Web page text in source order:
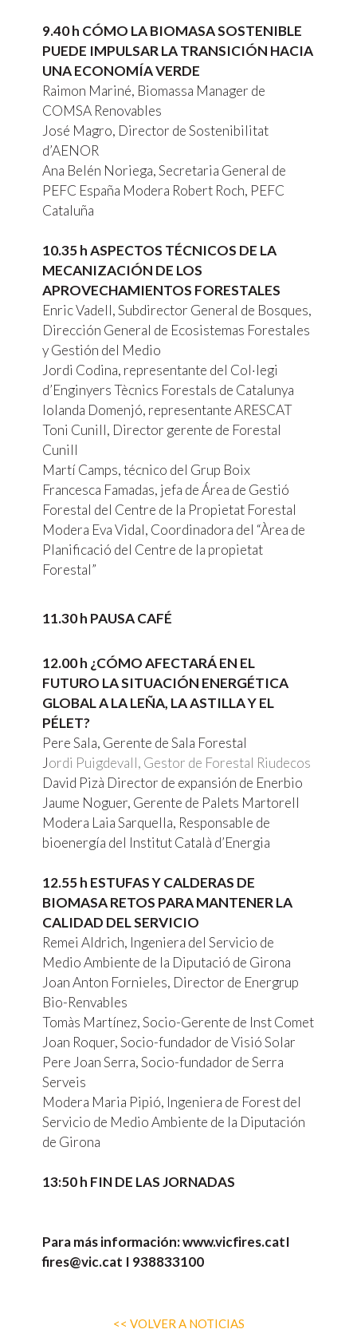
9.40 h CÓMO LABIOMASASOSTENIBLE
PUEDE IMPULSARLATRANSICIÓN HACIA
UNAECONOMÍAVERDE
Raimon Mariné, Biomassa Manager de
COMSA Renovables
José Magro, Director de Sostenibilitat
d’AENOR
Ana Belén Noriega, Secretaria General de
PEFC España Modera Robert Roch, PEFC
Cataluña
10.35 h ASPECTOS TÉCNICOS DE LA
MECANIZACIÓN DE LOS
APROVECHAMIENTOS FORESTALES
Enric Vadell, Subdirector General de Bosques,
Dirección General de Ecosistemas Forestales
y Gestión del Medio
Jordi Codina, representante del Col·legi
d’Enginyers Tècnics Forestals de Catalunya
Iolanda Domenjó, representante ARESCAT
Toni Cunill, Director gerente de Forestal
Cunill
Martí Camps, técnico del Grup Boix
Francesca Famadas, jefa de Área de Gestió
Forestal del Centre de la Propietat Forestal
Modera Eva Vidal, Coordinadora del “Àrea de
Planificació del Centre de la propietat
Forestal”
11.30 h PAUSA CAFÉ
12.00 h ¿CÓMO AFECTARÁ EN EL
FUTURO LA SITUACIÓN ENERGÉTICA
GLOBAL A LA LEÑA, LA ASTILLA Y EL
PÉLET?
Pere Sala, Gerente de Sala Forestal
Jordi Puigdevall, Gestor de Forestal Riudecos
David Pizà Director de expansión de Enerbio
Jaume Noguer, Gerente de Palets Martorell
Modera Laia Sarquella, Responsable de
bioenergía del Institut Català d’Energia
12.55 h ESTUFAS Y CALDERAS DE
BIOMASA RETOS PARA MANTENER LA
CALIDAD DEL SERVICIO
Remei Aldrich, Ingeniera del Servicio de
Medio Ambiente de la Diputació de Girona
Joan Anton Fornieles, Director de Energrup
Bio-Renvables
Tomàs Martínez, Socio-Gerente de Inst Comet
Joan Roquer, Socio-fundador de Visió Solar
Pere Joan Serra, Socio-fundador de Serra
Serveis
Modera Maria Pipió, Ingeniera de Forest del
Servicio de Medio Ambiente de la Diputación
de Girona
13:50 h FIN DE LAS JORNADAS
Paramásinformación:www.vicfires.catI
fires@vic.cat I 938833100
<< VOLVER A NOTICIAS